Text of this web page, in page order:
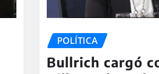
POLÍTICA
Bullrich cargó